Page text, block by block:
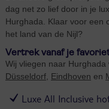
dag net zo lief door in je
Hurghada. Klaar voor een
het land van de Nijl?
Vertrek vanaf je
Wij vliegen naar Hurghada
Düsseldorf, Eindhoven en
Luxe All Inclusive